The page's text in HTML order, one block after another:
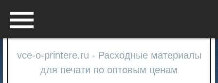
vce-o-printere.ru - Расходные материалы
для печати по оптовым ценам